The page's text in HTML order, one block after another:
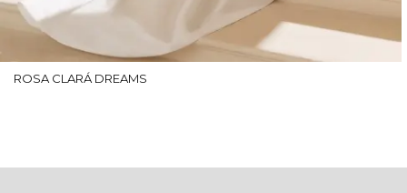
ROSA CLARÁ DREAMS